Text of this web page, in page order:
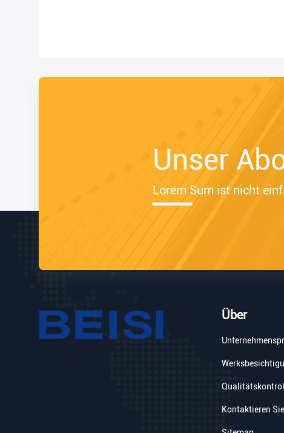
Unser
Lorem Sum ist nicht
Über
Kontaktieren